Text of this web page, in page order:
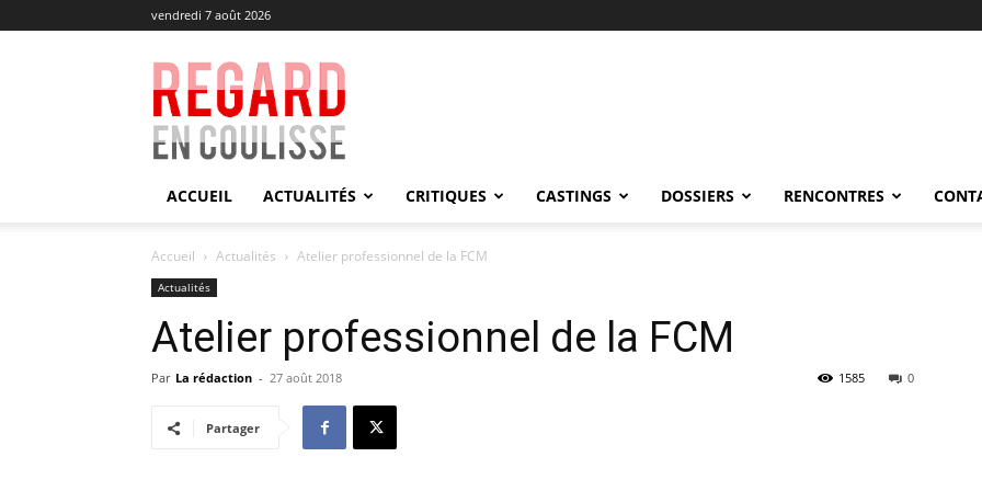
vendredi 7 août 2026
Regard
en
Coulisse
ACCUEIL ACTUALITÉS CRITIQUES CASTINGS DOSSIERS RENCONTRES
Accueil Actualités Atelier professionnel de la FCM
Actualités
Atelier professionnel de la FCM
Par La rédaction - 27 août 2018 0
1585
Partager